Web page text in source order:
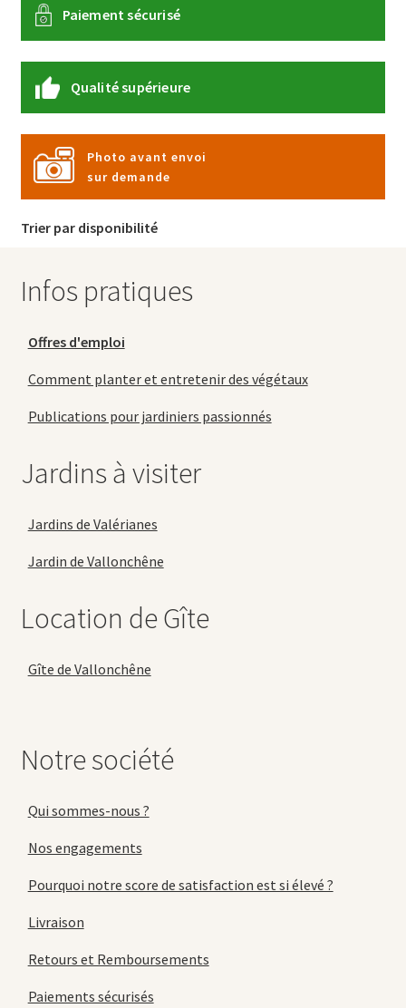
Paiement sécurisé
Qualité supérieure
Photo avant envoi
sur demande
Trier par disponibilité
Infos pratiques
Offres d'emploi
Comment planter et entretenir des végétaux
Publications pour jardiniers passionnés
Jardins à visiter
Jardins de Valérianes
Jardin de Vallonchêne
Location de Gîte
Gîte de Vallonchêne
Notre société
Qui sommes-nous ?
Nos engagements
Pourquoi notre score de satisfaction est si élevé ?
Livraison
Retours et Remboursements
Paiements sécurisés